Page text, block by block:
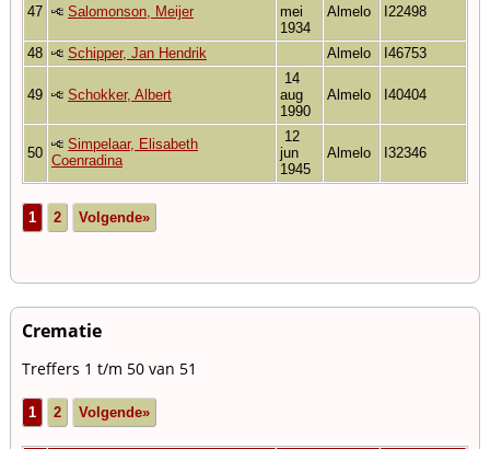
47 Salomonson, Meijer
mei
1934
Almelo I22498
48 Schipper, Jan Hendrik Almelo I46753
49 Schokker, Albert
14
aug
1990
Almelo I40404
50
Simpelaar, Elisabeth
Coenradina
12
jun
1945
Almelo I32346
1 2 Volgende»
Crematie
Treffers 1 t/m 50 van 51
1 2 Volgende»